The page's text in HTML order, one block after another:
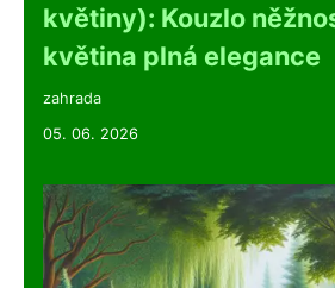
květiny): Kouzlo
květina plná elegance
zahrada
05. 06. 2026